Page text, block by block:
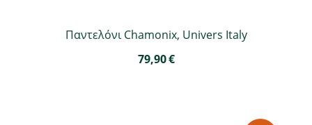
Παντελόνι Chamonix, Univers Italy
79,90€